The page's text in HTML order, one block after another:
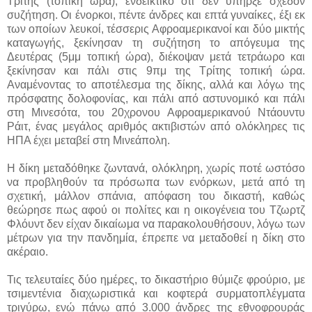
συζήτηση. Οι ένορκοι, πέντε άνδρες και επτά γυναίκες, έξι εκ
των οποίων λευκοί, τέσσερις Αφροαμερικανοί και δύο μικτής
καταγωγής, ξεκίνησαν τη συζήτηση το απόγευμα της
Δευτέρας (5μμ τοπική ώρα), διέκοψαν μετά τετράωρο και
ξεκίνησαν και πάλι στις 9πμ της Τρίτης τοπική ώρα.
Αναμένοντας το αποτέλεσμα της δίκης, αλλά και λόγω της
πρόσφατης δολοφονίας, και πάλι από αστυνομικό και πάλι
στη Μινεσότα, του 20χρονου Αφροαμερικανού Ντάουντυ
Ράιτ, ένας μεγάλος αριθμός ακτιβιστών από ολόκληρες τις
ΗΠΑ έχει μεταβεί στη Μινεάπολη.
Η δίκη μεταδόθηκε ζωντανά, ολόκληρη, χωρίς ποτέ ωστόσο
να προβληθούν τα πρόσωπα των ενόρκων, μετά από τη
σχετική, μάλλον σπάνια, απόφαση του δικαστή, καθώς
θεώρησε πως αφού οι πολίτες και η οικογένεια του Τζωρτζ
Φλόυντ δεν είχαν δικαίωμα να παρακολουθήσουν, λόγω των
μέτρων για την πανδημία, έπρεπε να μεταδοθεί η δίκη στο
ακέραιο.
Τις τελευταίες δύο ημέρες, το δικαστήριο θύμιζε φρούριο, με
τσιμεντένια διαχωριστικά και κοφτερά συρματοπλέγματα
τριγύρω, ενώ πάνω από 3.000 άνδρες της εθνοφρουράς